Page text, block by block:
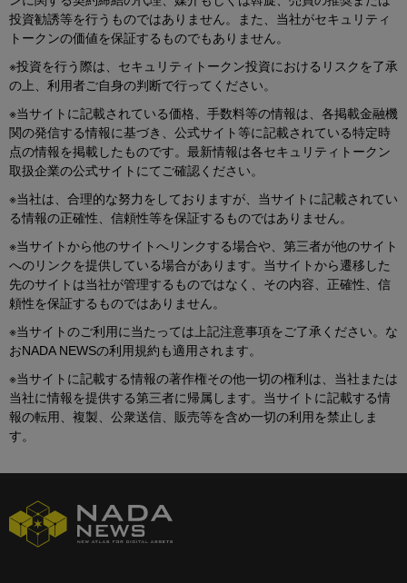
投資勧誘等を行うものではありません。また、当社がセキュリティ
トークンの価値を保証するものでもありません。
※投資を行う際は、セキュリティトークン投資におけるリスクを了承
の上、利用者ご自身の判断で行ってください。
※当サイトに記載されている価格、手数料等の情報は、各掲載金融機
関の発信する情報に基づき、公式サイト等に記載されている特定時
点の情報を掲載したものです。最新情報は各セキュリティトークン
取扱企業の公式サイトにてご確認ください。
※当社は、合理的な努力をしておりますが、当サイトに記載されてい
る情報の正確性、信頼性等を保証するものではありません。
※当サイトから他のサイトへリンクする場合や、第三者が他のサイト
へのリンクを提供している場合があります。当サイトから遷移した
先のサイトは当社が管理するものではなく、その内容、正確性、信
頼性を保証するものではありません。
※当サイトのご利用に当たっては上記注意事項をご了承ください。な
おNADA NEWSの利用規約も適用されます。
※当サイトに記載する情報の著作権その他一切の権利は、当社または
当社に情報を提供する第三者に帰属します。当サイトに記載する情
報の転用、複製、公衆送信、販売等を含め一切の利用を禁止しま
す。